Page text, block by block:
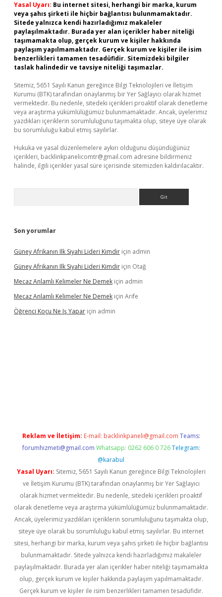
Yasal Uyarı: Bu internet sitesi, herhangi bir marka, kurum
veya şahıs şirketi ile hiçbir bağlantısı bulunmamaktadır.
Sitede yalnızca kendi hazırladığımız makaleler
paylaşılmaktadır. Burada yer alan içerikler haber niteliği
taşımamakta olup, gerçek kurum ve kişiler hakkında
paylaşım yapılmamaktadır. Gerçek kurum ve kişiler ile isim
benzerlikleri tamamen tesadüfidir. Sitemizdeki bilgiler
taslak halindedir ve tavsiye niteliği taşımazlar.
Sitemiz, 5651 Sayılı Kanun gereğince Bilgi Teknolojileri ve İletişim
Kurumu (BTK) tarafından onaylanmış bir Yer Sağlayıcı olarak hizmet
vermektedir. Bu nedenle, sitedeki içerikleri proaktif olarak denetleme
veya araştırma yükümlülüğümüz bulunmamaktadır. Ancak, üyelerimiz
yazdıkları içeriklerin sorumluluğunu taşımakta olup, siteye üye olarak
bu sorumluluğu kabul etmiş sayılırlar.
Hukuka ve yasal düzenlemelere aykırı olduğunu düşündüğünüz
içerikleri, backlinkpanelicomtr@gmail.com adresine bildirmeniz
halinde, ilgili içerikler yasal süre içerisinde sitemizden kaldırılacaktır.
Son yorumlar
Güney Afrikanın Ilk Siyahi Lideri Kimdir için admin
Güney Afrikanın Ilk Siyahi Lideri Kimdir için Otağ
Mecaz Anlamlı Kelimeler Ne Demek için admin
Mecaz Anlamlı Kelimeler Ne Demek için Arife
Öğrenci Koçu Ne Iş Yapar için admin
Reklam ve İletişim: E-mail: backlinkpaneli@gmail.com Teams:
forumhizmeti@gmail.com Whatsapp: 0262 606 0 726 Telegram:
@karabul
Yasal Uyarı: Sitemiz, 5651 Sayılı Kanun gereğince Bilgi Teknolojileri
ve İletişim Kurumu (BTK) tarafından onaylanmış bir Yer Sağlayıcı
olarak hizmet vermektedir. Bu nedenle, sitedeki içerikleri proaktif
olarak denetleme veya araştırma yükümlülüğümüz bulunmamaktadır.
Ancak, üyelerimiz yazdıkları içeriklerin sorumluluğunu taşımakta olup,
siteye üye olarak bu sorumluluğu kabul etmiş sayılırlar. Bu internet
sitesi, herhangi bir marka, kurum veya şahıs şirketi ile hiçbir bağlantısı
bulunmamaktadır. Sitede yalnızca kendi hazırladığımız makaleler
paylaşılmaktadır. Burada yer alan içerikler haber niteliği taşımamakta
olup, gerçek kurum ve kişiler hakkında paylaşım yapılmamaktadır.
Gerçek kurum ve kişiler ile isim benzerlikleri tamamen tesadüfidir.